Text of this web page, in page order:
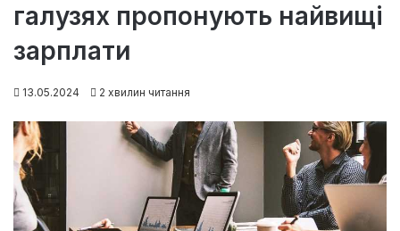
галузях пропонують найвищі
зарплати
13.05.2024 2 хвилин читання